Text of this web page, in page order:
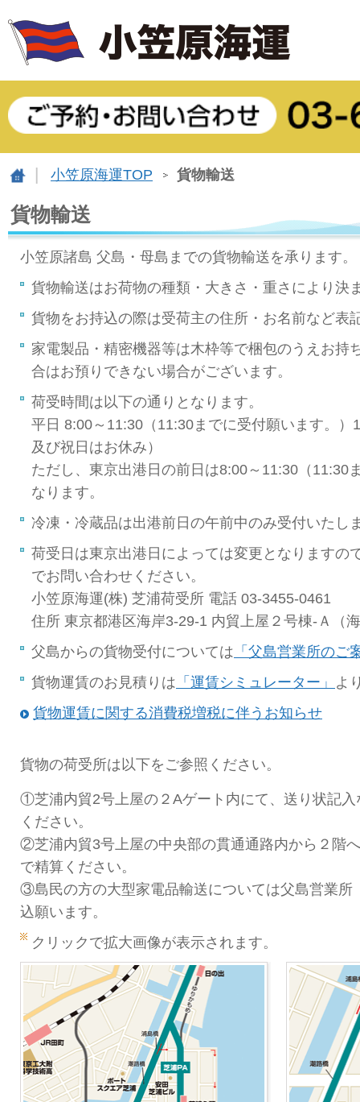
小笠原海運TOP 貨物輸送
貨物輸送
小笠原諸島 父島・母島までの貨物輸送を承ります。
貨物輸送はお荷物の種類・大きさ・重さにより決
貨物をお持込の際は受荷主の住所・お名前など表
家電製品・精密機器等は木枠等で梱包のうえお持
合はお預りできない場合がございます。
荷受時間は以下の通りとなります。
平日 8:00～11:30（11:30までに受付願います。）
及び祝日はお休み）
ただし、東京出港日の前日は8:00～11:30（11:30
なります。
冷凍・冷蔵品は出港前日の午前中のみ受付いたし
荷受日は東京出港日によっては変更となりますの
でお問い合わせください。
小笠原海運(株) 芝浦荷受所 電話 03-3455-0461
住所 東京都港区海岸3-29-1 内貿上屋２号棟-Ａ（
父島からの貨物受付については 「父島営業所のご
貨物運賃のお見積りは 「運賃シミュレーター」 よ
貨物運賃に関する消費税増税に伴うお知らせ
貨物の荷受所は以下をご参照ください。
①芝浦内貿2号上屋の２Aゲート内にて、送り状記
ください。
②芝浦内貿3号上屋の中央部の貫通通路内から２階
で精算ください。
③島民の方の大型家電品輸送については父島営業所
込願います。
クリックで拡大画像が表示されます。